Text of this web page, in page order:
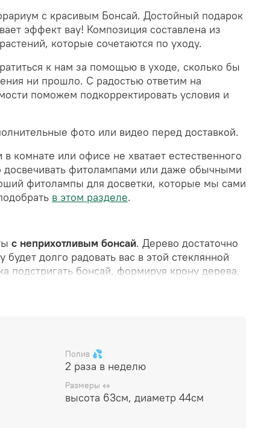
с красивым Бонсай. Достойный подарок
эффект вау! Композиция составлена из
которые сочетаются по уходу.
к нам за помощью в уходе, сколько бы
ни прошло. С радостью ответим на
поможем подкорректировать условия и
фото или видео перед доставкой.
комнате или офисе не хватает естественного
досвечивать фитолампами или даже обычными
фитолампы для досветки, которые мы сами
в этом разделе.
с неприхотливым бонсай. Дерево достаточно
будет долго радовать вас в этой стеклянной
подстригать бонсай, формируя крону дерева.
на растения.
(стеклянная ваза с растениями и
коробку, прилагается инструкция по
Полив 💦
2 раза в неделю
Размеры ↔️
высота 63см, диаметр 44см